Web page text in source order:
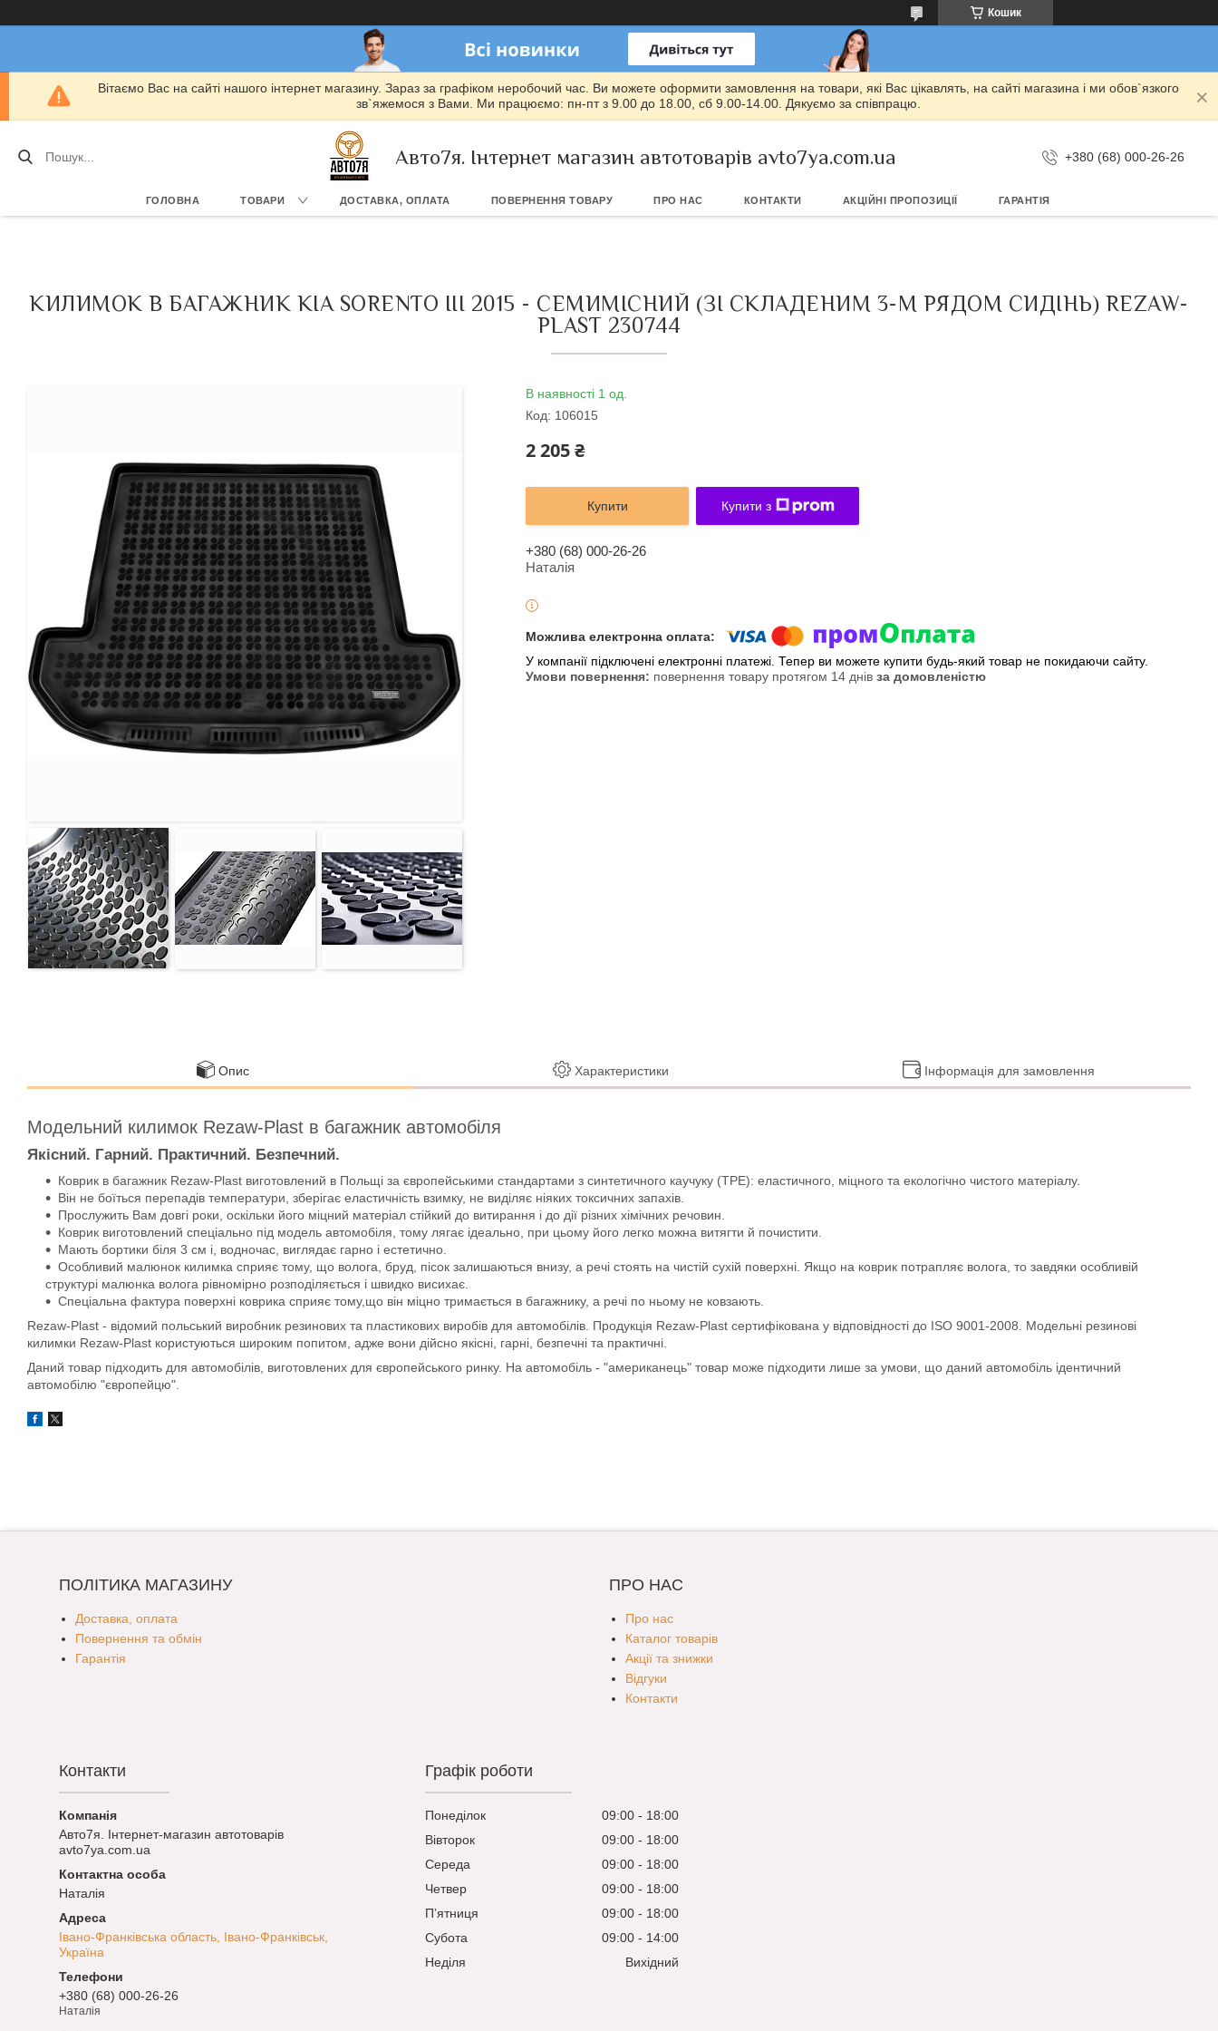
Кошик
Вітаємо Вас на сайті нашого інтернет магазину. Зараз за графіком неробочий час. Ви можете оформити замовлення на товари, які Вас цікавлять, на сайті магазина і ми обов`язкого
зв`яжемося з Вами. Ми працюємо: пн-пт з 9.00 до 18.00, сб 9.00-14.00. Дякуємо за співпрацю.
Авто7я. Інтернет магазин автотоварів avto7ya.com.ua +380 (68) 000-26-26
ГОЛОВНА ТОВАРИ ДОСТАВКА, ОПЛАТА ПОВЕРНЕННЯ ТОВАРУ ПРО НАС КОНТАКТИ АКЦІЙНІ ПРОПОЗИЦІЇ ГАРАНТІЯ
КИЛИМОК В БАГАЖНИК KIA SORENTO III 2015 - СЕМИМІСНИЙ (ЗІ СКЛАДЕНИМ 3-М РЯДОМ СИДІНЬ) REZAW-
PLAST 230744
В наявності 1 од.
Код: 106015
2 205 ₴
Купити Купити з
+380 (68) 000-26-26
Наталія
У компанії підключені електронні платежі. Тепер ви можете купити будь-який товар не покидаючи сайту.
повернення товару протягом 14 днів за домовленістю
Опис Характеристики Інформація для замовлення
Модельний килимок Rezaw-Plast в багажник автомобіля
Якісний. Гарний. Практичний. Безпечний.
Коврик в багажник Rezaw-Plast виготовлений в Польщі за європейськими стандартами з синтетичного каучуку (ТРЕ): еластичного, міцного та екологічно чистого матеріалу.
Він не боїться перепадів температури, зберігає еластичність взимку, не виділяє ніяких токсичних запахів.
Прослужить Вам довгі роки, оскільки його міцний матеріал стійкий до витирання і до дії різних хімічних речовин.
Коврик виготовлений спеціально під модель автомобіля, тому лягає ідеально, при цьому його легко можна витягти й почистити.
Мають бортики біля 3 см і, водночас, виглядає гарно і естетично.
Особливий малюнок килимка сприяє тому, що волога, бруд, пісок залишаються внизу, а речі стоять на чистій сухій поверхні. Якщо на коврик потрапляє волога, то завдяки особливій
структурі малюнка волога рівномірно розподіляється і швидко висихає.
Спеціальна фактура поверхні коврика сприяє тому,що він міцно тримається в багажнику, а речі по ньому не ковзають.
Rezaw-Plast - відомий польський виробник резинових та пластикових виробів для автомобілів. Продукція Rezaw-Plast сертифікована у відповідності до ISO 9001-2008. Модельні резинові
килимки Rezaw-Plast користуються широким попитом, адже вони дійсно якісні, гарні, безпечні та практичні.
Даний товар підходить для автомобілів, виготовлених для європейського ринку. На автомобіль - "американець" товар може підходити лише за умови, що даний автомобіль ідентичний
автомобілю "європейцю".
ПОЛІТИКА МАГАЗИНУ
Доставка, оплата
Повернення та обмін
Гарантія
ПРО НАС
Про нас
Каталог товарів
Акції та знижки
Відгуки
Контакти
Контакти
Авто7я. Інтернет-магазин автотоварів
avto7ya.com.ua
Наталія
Івано-Франківська область, Івано-Франківськ,
Україна
+380 (68) 000-26-26
Наталія
Графік роботи
Понеділок 09:00
18:00
Вівторок
09:00
18:00
Середа
09:00
18:00
Четвер
09:00
18:00
Пʼятниця
09:00
18:00
Субота
09:00
14:00
Неділя
Вихідний